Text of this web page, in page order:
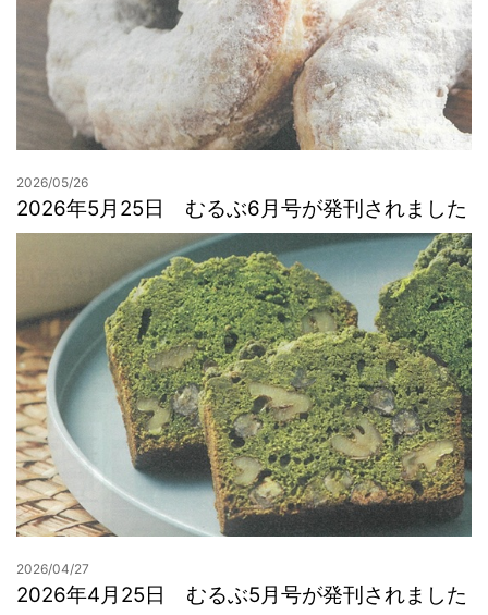
2026/05/26
2026年5月25日 むるぶ6月号が発刊されました
2026/04/27
2026年4月25日 むるぶ5月号が発刊されました